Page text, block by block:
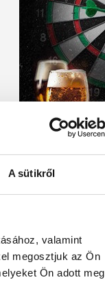
A sütikről
valamint
megosztjuk az Ön
Ön adott meg